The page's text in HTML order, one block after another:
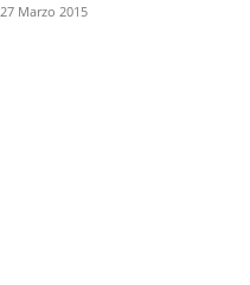
27 Marzo 2015